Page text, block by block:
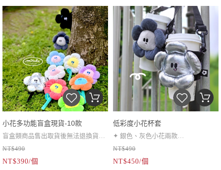
✦ 不可接觸酒精等揮發性液體（Ｘ）
小花多功能盲盒現貨-10款
盲盒類商品售出取貨後無法退換貨
✦ 內含：小花1朵、特典1張、鑰匙圈
1個
NT$490
NT$390/個
低彩度小花杯套
✦ 銀色、灰色小花兩款
✦ 可調節提繩約 40 cm
✦ 銀色不可水洗（Ｘ）
NT$490
NT$450/個